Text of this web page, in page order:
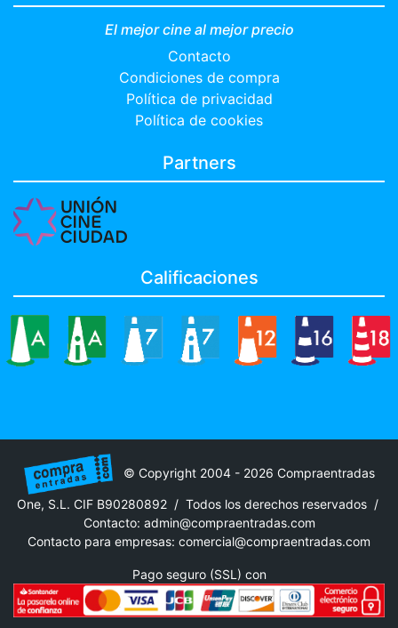
El mejor cine al mejor precio
Contacto
Condiciones de compra
Política de privacidad
Política de cookies
Partners
Calificaciones
© Copyright 2004 - 2026 Compraentradas
One, S.L. CIF B90280892 / Todos los derechos reservados /
Contacto: admin@compraentradas.com
Contacto para empresas: comercial@compraentradas.com
Pago seguro (SSL) con